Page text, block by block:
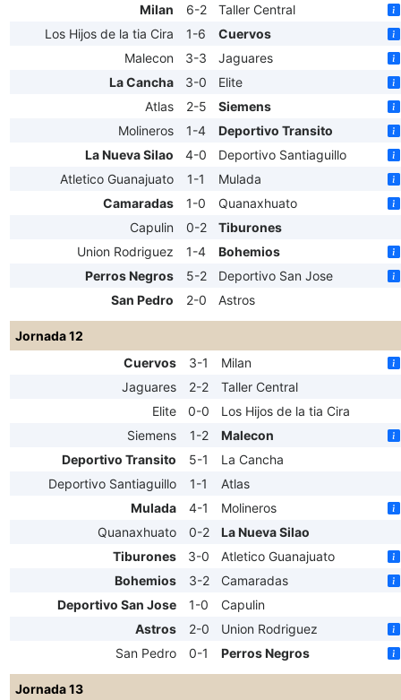
Milan
6-2
Taller Central
Los Hijos de la tia Cira
1-6
Cuervos
Malecon
3-3
Jaguares
La Cancha
3-0
Elite
Atlas
2-5
Siemens
Molineros
1-4
Deportivo Transito
La Nueva Silao
4-0
Deportivo Santiaguillo
Atletico Guanajuato
1-1
Mulada
Camaradas
1-0
Quanaxhuato
Capulin
0-2
Tiburones
Union Rodriguez
1-4
Bohemios
Perros Negros
5-2
Deportivo San Jose
San Pedro
2-0 Astros
Jornada 12
Cuervos
3-1
Milan
Jaguares
2-2
Taller Central
Elite
0-0
Los Hijos de la tia Cira
Siemens
1-2
Malecon
Deportivo Transito
5-1
La Cancha
Deportivo Santiaguillo
1-1
Atlas
Mulada
4-1
Molineros
Quanaxhuato
0-2
La Nueva Silao
Tiburones
3-0
Atletico Guanajuato
Bohemios
3-2
Camaradas
Deportivo San Jose
1-0
Capulin
Astros
2-0
Union Rodriguez
San Pedro
0-1 Perros Negros
Jornada 13